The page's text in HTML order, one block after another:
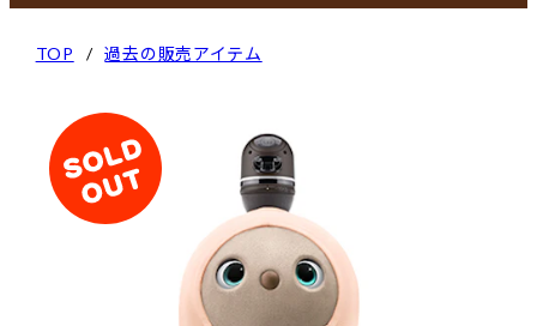
TOP 過去の販売アイテム